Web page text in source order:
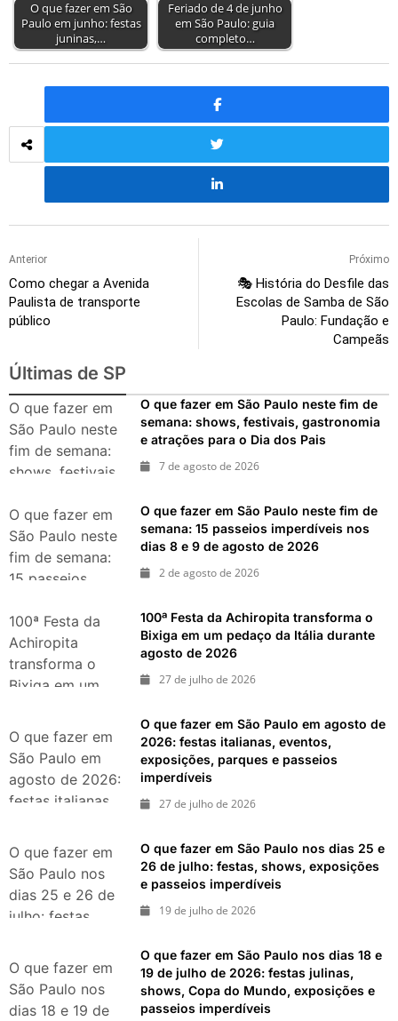
O que fazer em São
Paulo em junho: festas
juninas,…
Feriado de 4 de junho
em São Paulo: guia
completo…
Anterior
Como chegar a Avenida
Paulista de transporte
público
Próximo
🎭 História do Desfile das
Escolas de Samba de São
Paulo: Fundação e
Campeãs
Últimas de SP
O que fazer em
São Paulo neste
fim de semana:
shows, festivais,
atrações para o
Dia dos Pais
O que fazer em São Paulo neste fim de
semana: shows, festivais, gastronomia
e atrações para o Dia dos Pais
7 de agosto de 2026
O que fazer em
São Paulo neste
fim de semana:
15 passeios
dias 8 e 9 de
agosto de 2026
O que fazer em São Paulo neste fim de
semana: 15 passeios imperdíveis nos
dias 8 e 9 de agosto de 2026
2 de agosto de 2026
100ª Festa da
Achiropita
transforma o
Bixiga em um
durante agosto
de 2026
100ª Festa da Achiropita transforma o
Bixiga em um pedaço da Itália durante
agosto de 2026
27 de julho de 2026
O que fazer em
São Paulo em
agosto de 2026:
festas italianas,
exposições,
parques e
passeios
imperdíveis
O que fazer em São Paulo em agosto de
2026: festas italianas, eventos,
exposições, parques e passeios
imperdíveis
27 de julho de 2026
O que fazer em
São Paulo nos
dias 25 e 26 de
julho: festas,
exposições e
passeios
imperdíveis
O que fazer em São Paulo nos dias 25 e
26 de julho: festas, shows, exposições
e passeios imperdíveis
19 de julho de 2026
O que fazer em
São Paulo nos
dias 18 e 19 de
O que fazer em São Paulo nos dias 18 e
19 de julho de 2026: festas julinas,
shows, Copa do Mundo, exposições e
passeios imperdíveis